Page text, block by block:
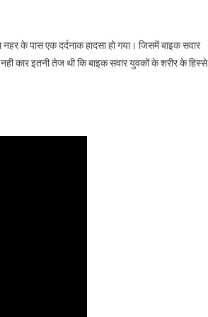
के पास एक दर्दनाक हादसा हो गया। जिसमें बाइक सवार
कार इतनी तेज थी कि बाइक सवार युवकों के शरीर के हिस्से